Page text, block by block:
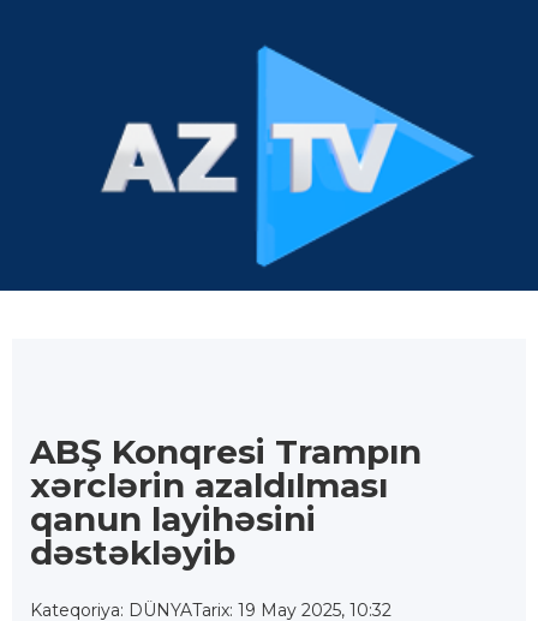
ABŞ Konqresi Trampın
xərclərin azaldılması
qanun layihəsini
dəstəkləyib
Kateqoriya: DÜNYATarix: 19 May 2025, 10:32